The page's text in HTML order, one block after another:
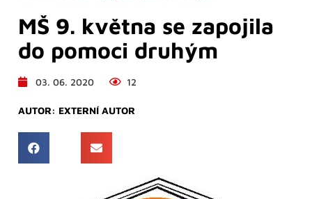
MŠ 9. května se zapojila
do pomoci druhým
03. 06. 2020 12
AUTOR: EXTERNÍ AUTOR